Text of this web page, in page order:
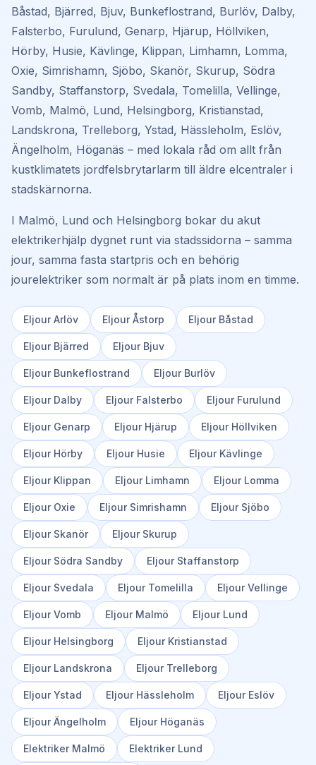
Båstad, Bjärred, Bjuv, Bunkeflostrand, Burlöv, Dalby,
Falsterbo, Furulund, Genarp, Hjärup, Höllviken,
Hörby, Husie, Kävlinge, Klippan, Limhamn, Lomma,
Oxie, Simrishamn, Sjöbo, Skanör, Skurup, Södra
Sandby, Staffanstorp, Svedala, Tomelilla, Vellinge,
Vomb, Malmö, Lund, Helsingborg, Kristianstad,
Landskrona, Trelleborg, Ystad, Hässleholm, Eslöv,
Ängelholm, Höganäs – med lokala råd om allt från
kustklimatets jordfelsbrytarlarm till äldre elcentraler i
stadskärnorna.
I Malmö, Lund och Helsingborg bokar du akut
elektrikerhjälp dygnet runt via stadssidorna – samma
jour, samma fasta startpris och en behörig
jourelektriker som normalt är på plats inom en timme.
EljourArlöv EljourÅstorp Eljour Båstad
Eljour Bjärred Eljour Bjuv
Eljour Bunkeflostrand Eljour Burlöv
Eljour Dalby Eljour Falsterbo Eljour Furulund
Eljour Genarp Eljour Hjärup Eljour Höllviken
Eljour Hörby Eljour Husie Eljour Kävlinge
Eljour Klippan Eljour Limhamn Eljour Lomma
Eljour Oxie Eljour Simrishamn Eljour Sjöbo
Eljour Skanör Eljour Skurup
Eljour Södra Sandby Eljour Staffanstorp
Eljour Svedala Eljour Tomelilla EljourVellinge
EljourVomb Eljour Malmö Eljour Lund
Eljour Helsingborg Eljour Kristianstad
Eljour Landskrona Eljour Trelleborg
EljourYstad Eljour Hässleholm Eljour Eslöv
EljourÄngelholm Eljour Höganäs
Elektriker Malmö Elektriker Lund